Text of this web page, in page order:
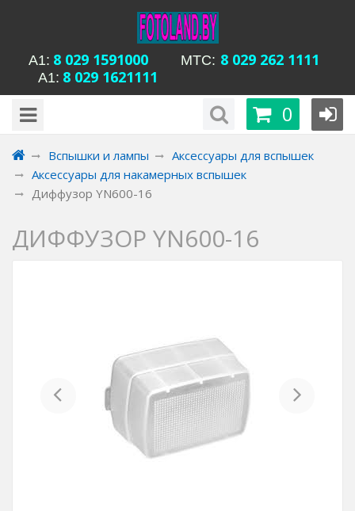
А1: 8 029 1591000 MTC: 8 029 262 1111
А1: 8 029 1621111
Время работы магазина Уманская 54:будни с 15-00 до
20-00, сб с 13-00 до 18-00, вс вых
0
Вспышки и лампы
Аксессуары для вспышек
Аксессуары для накамерных вспышек
Диффузор YN600-16
ДИФФУЗОР YN600-16
Previous